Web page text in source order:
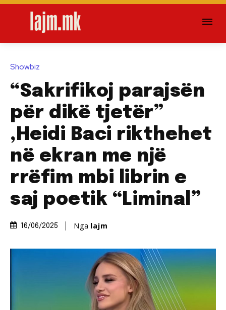
Showbiz
“Sakrifikoj parajsën
për dikë tjetër”
,Heidi Baci rikthehet
në ekran me një
rrëfim mbi librin e
saj poetik “Liminal”
16/06/2025 Nga lajm